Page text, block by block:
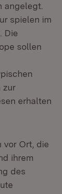
angelegt.
spielen im
Die
sollen
zur
erhalten
vor Ort, die
ihrem
des